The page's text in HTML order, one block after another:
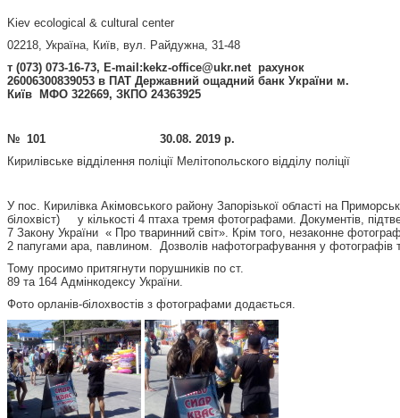
Kiev ecological & cultural center
02218, Україна, Київ, вул. Райдужна, 31-48
т (073) 073-16-73, E-maіl: kekz-office@ukr.net рахунок
26006300839053 в ПАТ Державний ощадний банк України м.
Київ МФО 322669, ЗКПО 24363925
№ 101 30.08. 2019 р.
Кирилівське відділення поліції Мелітопольского відділу поліції
У пос. Кирилівка Акімовського району Запорізької області на
білохвіст) у кількості 4 птаха тремя фотографами. Документів,
7 Закону України « Про тваринний світ». Крім того, незаконне
2 папугами ара, павлином. Дозволів нафотографування у
Тому просимо притягнути порушників по ст.
89 та 164 Адмінкодексу України.
Фото орланів-білохвостів з фотографами додається.